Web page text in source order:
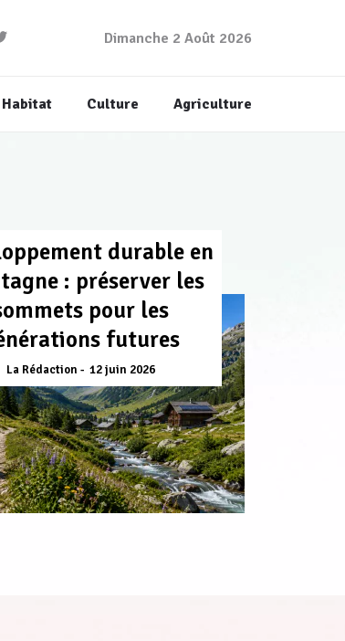
Dimanche 2 Août 2026
Culture Agriculture
durable en
: préserver les
pour les
futures
La Rédaction 12 juin 2026